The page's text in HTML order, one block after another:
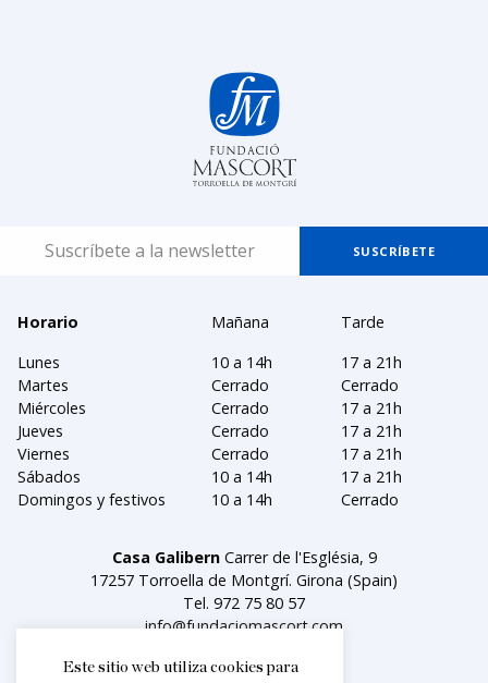
Horario Mañana
Tarde
Lunes
10 a 14h
17 a 21h
Martes
Cerrado
Cerrado
Miércoles
Cerrado
17 a 21h
Jueves
Cerrado
17 a 21h
Viernes
Cerrado
17 a 21h
Sábados
10 a 14h
17 a 21h
Domingos y festivos
10 a 14h Cerrado
Casa GalibernCarrer de l'Església, 9
17257 Torroella de Montgrí. Girona (Spain)
Tel. 972 75 80 57
info@fundaciomascort.com
Este sitio web utiliza cookies para